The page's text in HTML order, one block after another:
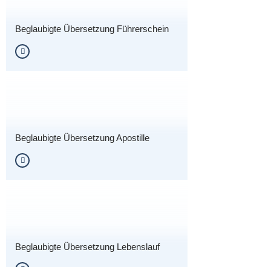
Beglaubigte Übersetzung Führerschein
Beglaubigte Übersetzung Apostille
Beglaubigte Übersetzung Lebenslauf